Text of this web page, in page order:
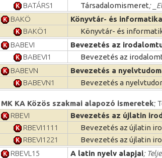
BATÁRS1
Társadalomismeret;
BAKÖ
Könyvtár- és
BAKÖ1
Könyvtár- és
BABEVI
Bevezetés az
BABEVI1
Bevezetés az
BABEVN
Bevezetés a
BABEVN1
Bevezetés a
MK KA Közös szakmai alapozó ismeretek;
RBEVI
Bevezetés az újlatin
RBEVI1111
Bevezetés az újlatin
RBEVI1221
Bevezetés az újlatin
RBEVL15
A latin nyelv alapjai;